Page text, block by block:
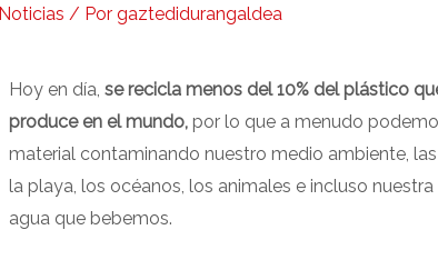
Noticias / Por gaztedidurangaldea
Hoy en día, se recicla menos del 10% del plástico
produce en el mundo,por lo que a menudo
material contaminando nuestro medio ambiente,
la playa, los océanos, los animales e incluso
agua que bebemos.